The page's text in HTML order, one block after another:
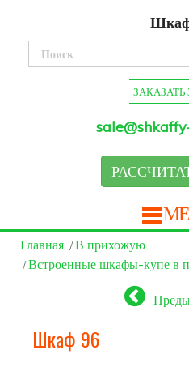
ЗАКАЗАТЬ
Главная
В прихожую
Встроенные шкафы-купе в
Шкаф 96